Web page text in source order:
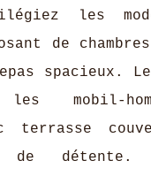
les
de
spacieux.
les mobil-
terrasse
de détente.